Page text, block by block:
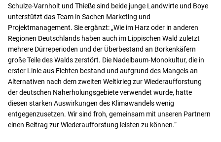
Schulze-Varnholt und Thieße sind beide junge Landwirte und Boye
unterstützt das Team in Sachen Marketing und
Projektmanagement. Sie ergänzt: „Wie im Harz oder in anderen
Regionen Deutschlands haben auch im Lippischen Wald zuletzt
mehrere Dürreperioden und der Überbestand an Borkenkäfern
große Teile des Walds zerstört. Die Nadelbaum-Monokultur, die in
erster Linie aus Fichten bestand und aufgrund des Mangels an
Alternativen nach dem zweiten Weltkrieg zur Wiederaufforstung
der deutschen Naherholungsgebiete verwendet wurde, hatte
diesen starken Auswirkungen des Klimawandels wenig
entgegenzusetzen. Wir sind froh, gemeinsam mit unseren Partnern
einen Beitrag zur Wiederaufforstung leisten zu können.“